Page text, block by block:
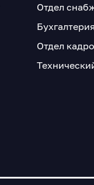
Отдел
Отдел